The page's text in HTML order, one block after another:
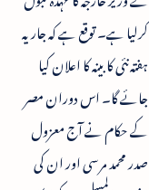
کرلیا ہے۔ توقع ہے کہ جاریہ
ہفتہ نئی کابینہ کا اعلان کیا
جائے گا۔ اس دوران مصر
کے حکام نے آج معزول
صدر محمد مرسی اور ان کی